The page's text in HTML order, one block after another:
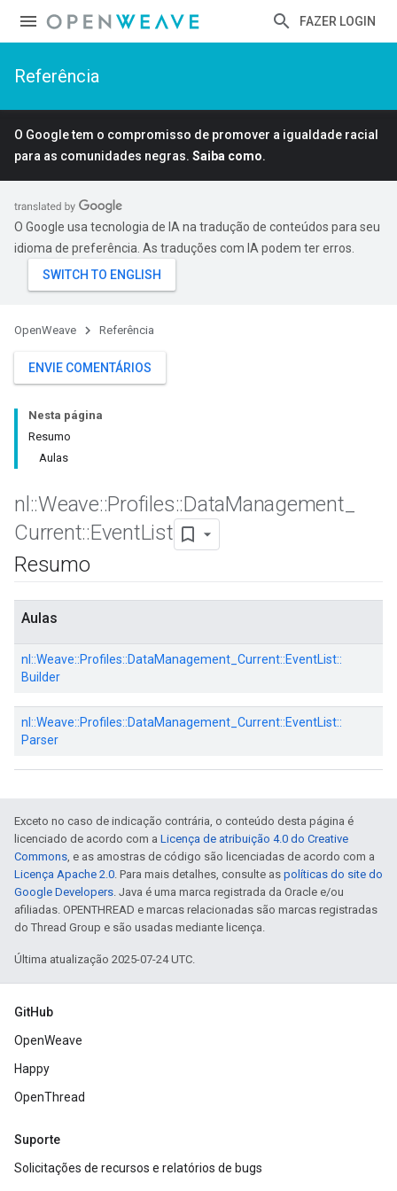
FAZER LOGIN
Referência
O Google tem o compromisso de promover a igualdade racial
para as comunidades negras. Saiba como.
O Google usa tecnologia de IA na tradução de conteúdos para seu
idioma de preferência. As traduções com IA podem ter erros.
OpenWeave Referência
ENVIE COMENTÁRIOS
Nesta página
Resumo
Aulas
nl ::Weave::Profiles::DataManagement
Current::EventList
Resumo
Aulas
nl::Weave::Profiles::DataManagement_Current::EventList::
Builder
nl::Weave::Profiles::DataManagement_Current::EventList::
Parser
Exceto no caso de indicação contrária, o conteúdo desta página é
licenciado de acordo com a Licença de atribuição 4.0 do Creative
Commons, e as amostras de código são licenciadas de acordo com a
Licença Apache 2.0. Para mais detalhes, consulte as políticas do site do
Google Developers. Java é uma marca registrada da Oracle e/ou
afiliadas. OPENTHREAD e marcas relacionadas são marcas registradas
do Thread Group e são usadas mediante licença.
Última atualização 2025-07-24 UTC.
GitHub
OpenWeave
Happy
OpenThread
Suporte
Solicitações de recursos e relatórios de bugs